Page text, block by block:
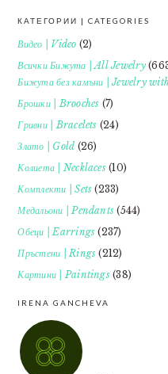
FOOTER
КАТЕГОРИИ | CATEGORIES
Видео | Video (2)
Всички Бижута | All Jewelry
Бижута без камъни | Jewelry
Брошки | Brooches (7)
Гривни | Bracelets (24)
Злато | Gold (26)
Колиета | Necklaces(10)
Комплекти | Sets (233)
Медальони | Pendants (544)
Обеци | Earrings (237)
Пръстени | Rings (212)
Картини | Paintings(38)
IRENA GANCHEVA